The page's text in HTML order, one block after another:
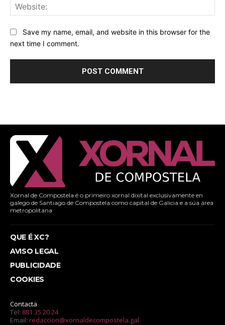
Save my name, email, and website in this browser for the
next time I comment.
Xornal de Compostela é o primeiro xornal dixital exclusivamente en
galego de Santiago de Compostela como capital de Galicia e a súa área
metropolitana
QUE É XC?
AVISO LEGAL
PUBLICIDADE
COOKIES
Contacta
Tel: 881 35 20 24
Email: redaccion@xornaldecompostela.gal